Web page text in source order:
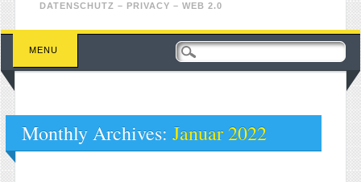
DATENSCHUTZ – PRIVACY – WEB 2.0
Main menu
Skip
content
MENU
Monthly Archives: Januar 2022